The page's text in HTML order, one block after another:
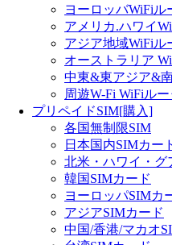
ヨーロッバWiFiル
アメリカ.ハワイ
アジア地域WiFiル
オーストラリア
中東&東アジア&
周遊W-Fi WiFiル
プリペイドSIM[購入]
各国無制限SIM
日本国内SIMカー
北米・ハワイ・グ
韓国SIMカード
ヨーロッパSIMカ
アジアSIMカード
中国/香港/マカオ